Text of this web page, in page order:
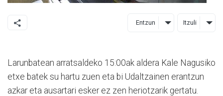
Entzun Itzuli
Larunbatean arratsaldeko 15:00ak aldera Kale Nagusiko
etxe batek su hartu zuen eta bi Udaltzainen erantzun
azkar eta ausartari esker ez zen heriotzarik gertatu.